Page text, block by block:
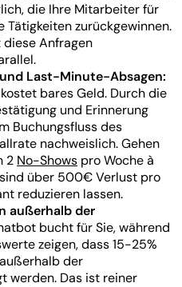
die Ihre Mitarbeiter für
zurückgewinnen.
Anfragen
Last-Minute-Absagen:
bares Geld. Durch die
und Erinnerung
Buchungsfluss des
nachweislich. Gehen
2 No-Shows pro Woche à
über 500€ Verlust pro
reduzieren lassen.
außerhalb der
bucht für Sie, während
zeigen, dass 15-25%
der
werden. Das ist reiner